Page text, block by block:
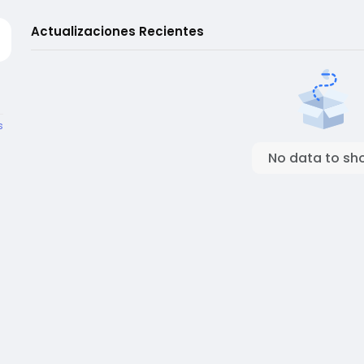
Actualizaciones Recientes
No data to